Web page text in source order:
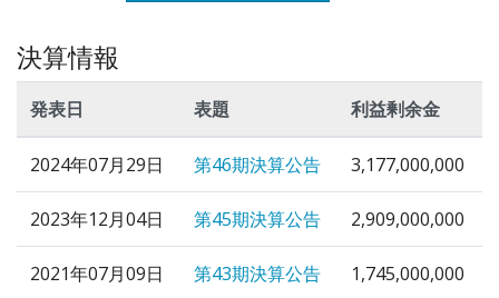
決算情報
発表日 表題 利益剰余金
2024年07月29日 第46期決算公告 3,177,000,000
2023年12月04日 第45期決算公告 2,909,000,000
2021年07月09日 第43期決算公告 1,745,000,000